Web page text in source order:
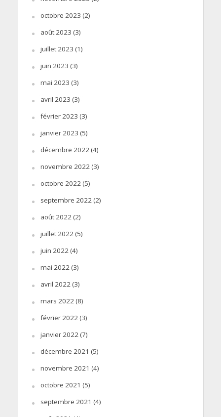
octobre 2023 (2)
août 2023 (3)
juillet 2023 (1)
juin 2023 (3)
mai 2023 (3)
avril 2023 (3)
février 2023 (3)
janvier 2023 (5)
décembre 2022(4)
novembre 2022(3)
octobre 2022(5)
septembre 2022(2)
août 2022(2)
juillet 2022(5)
juin 2022(4)
mai 2022(3)
avril 2022(3)
mars 2022(8)
février 2022(3)
janvier 2022(7)
décembre 2021 (5)
novembre 2021 (4)
octobre 2021 (5)
septembre 2021 (4)